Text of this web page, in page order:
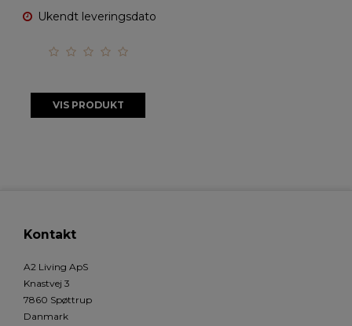
Ukendt leveringsdato
VIS PRODUKT
Kontakt
A2 Living ApS
Knastvej 3
7860 Spøttrup
Danmark